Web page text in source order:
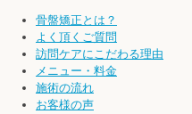
産
前・
産
骨盤矯正とは？
よく頂くご質問
訪問ケアにこだわる理由
メニュー・料金
施術の流れ
お客様の声